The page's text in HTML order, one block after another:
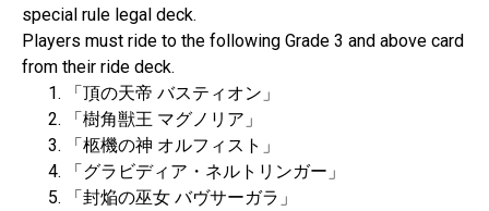
special rule legal deck.
Players must ride to the following Grade 3 and above card
from their ride deck.
「頂の天帝 バスティオン」
「樹角獣王 マグノリア」
「柩機の神 オルフィスト」
「グラビディア・ネルトリンガー」
「封焔の巫女 バヴサーガラ」